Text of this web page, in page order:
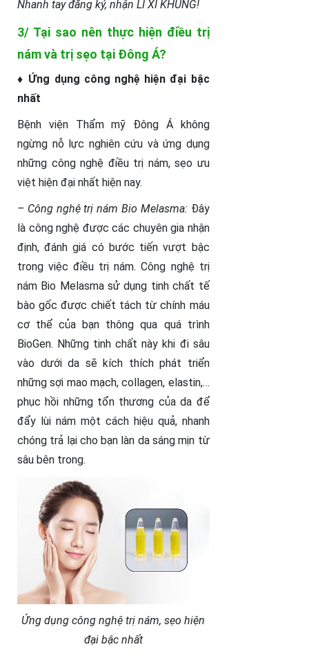
Nhanh tay đăng ký, nhận LÌ XÌ KHỦNG!
3/ Tại sao nên thực hiện điều trị
nám và trị sẹo tại Đông Á?
♦ Ứng dụng công nghệ hiện đại bậc
nhất
Bệnh viện Thẩm mỹ Đông Á không
ngừng nỗ lực nghiên cứu và ứng dụng
những công nghệ điều trị nám, sẹo ưu
việt hiện đại nhất hiện nay.
– Công nghệ trị nám Bio Melasma:Đây
là công nghệ được các chuyên gia nhận
định, đánh giá có bước tiến vượt bậc
trong việc điều trị nám. Công nghệ trị
nám Bio Melasma sử dụng tinh chất tế
bào gốc được chiết tách từ chính máu
cơ thể của bạn thông qua quá trình
BioGen. Những tinh chất này khi đi sâu
vào dưới da sẽ kích thích phát triển
những sợi mao mạch, collagen, elastin,…
phục hồi những tổn thương của da để
đẩy lùi nám một cách hiệu quả, nhanh
chóng trả lại cho bạn làn da sáng mịn từ
sâu bên trong.
Ứng dụng công nghệ trị nám, sẹo hiện
đại bậc nhất